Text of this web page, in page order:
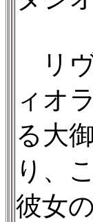
リヴ
ィオ
る大
り、
彼女